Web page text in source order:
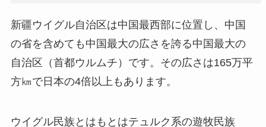
新疆ウイグル自治区は中国最西部に位置し、中国
の省を含めても中国最大の広さを誇る中国最大の
自治区（首都ウルムチ）です。その広さは165万平
方㎞で日本の4倍以上もあります。
ウイグル民族とはもとはテュルク系の遊牧民族